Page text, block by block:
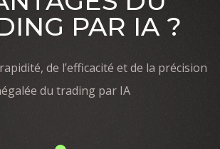
PAR IA ?
de l’efficacité et de la précision
du trading par IA